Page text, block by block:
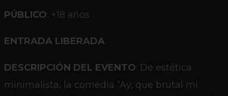
PÚBLICO: +18 años
ENTRADA LIBERADA
DESCRIPCIÓN DEL EVENTO: De estética
minimalista, la comedia “Ay, que brutal mi